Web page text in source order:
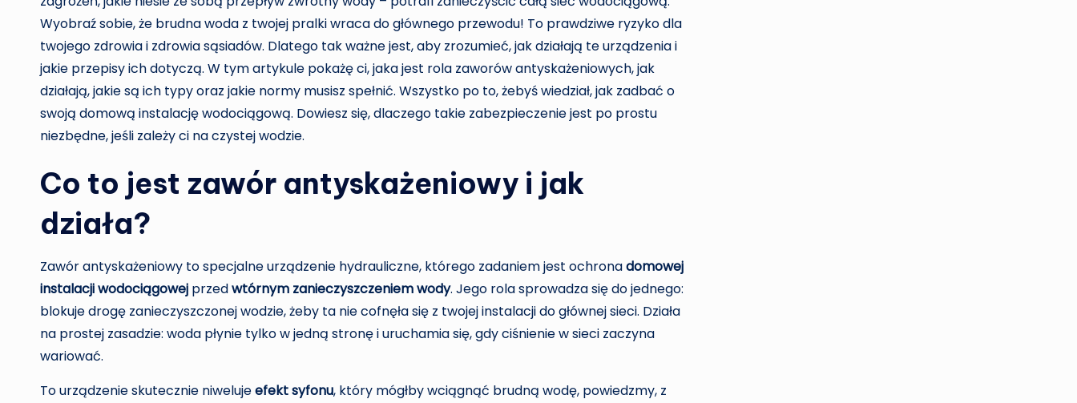
Wyobraź sobie, że brudna woda z twojej pralki wraca do głównego przewodu! To prawdziwe ryzyko dla
twojego zdrowia i zdrowia sąsiadów. Dlatego tak ważne jest, aby zrozumieć, jak działają te urządzenia i
jakie przepisy ich dotyczą. W tym artykule pokażę ci, jaka jest rola zaworów antyskażeniowych, jak
działają, jakie są ich typy oraz jakie normy musisz spełnić. Wszystko po to, żebyś wiedział, jak zadbać o
swoją domową instalację wodociągową. Dowiesz się, dlaczego takie zabezpieczenie jest po prostu
niezbędne, jeśli zależy ci na czystej wodzie.
Co to jest zawór antyskażeniowy i jak
działa?
Zawór antyskażeniowy to specjalne urządzenie hydrauliczne, którego zadaniem jest ochronadomowej
instalacji wodociągowej przedwtórnym zanieczyszczeniem wody. Jego rola sprowadza się do jednego:
blokuje drogę zanieczyszczonej wodzie, żeby ta nie cofnęła się z twojej instalacji do głównej sieci. Działa
na prostej zasadzie: woda płynie tylko w jedną stronę i uruchamia się, gdy ciśnienie w sieci zaczyna
wariować.
To urządzenie skutecznie niwelujeefekt syfonu, który mógłby wciągnąć brudną wodę, powiedzmy, z